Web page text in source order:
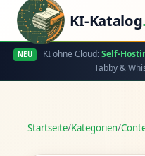
KI-Katalog
NEU KI ohne Cloud:Self-
Tabby &
Startseite/Kategorien/